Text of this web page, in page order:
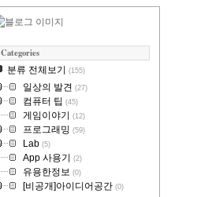
Categories
분류 전체보기 (155)
일상의 발견 (27)
컴퓨터 팁 (45)
게임이야기 (12)
프로그래밍 (59)
Lab (5)
App 사용기 (2)
유용한정보 (0)
[비공개]아이디어공간 (0)